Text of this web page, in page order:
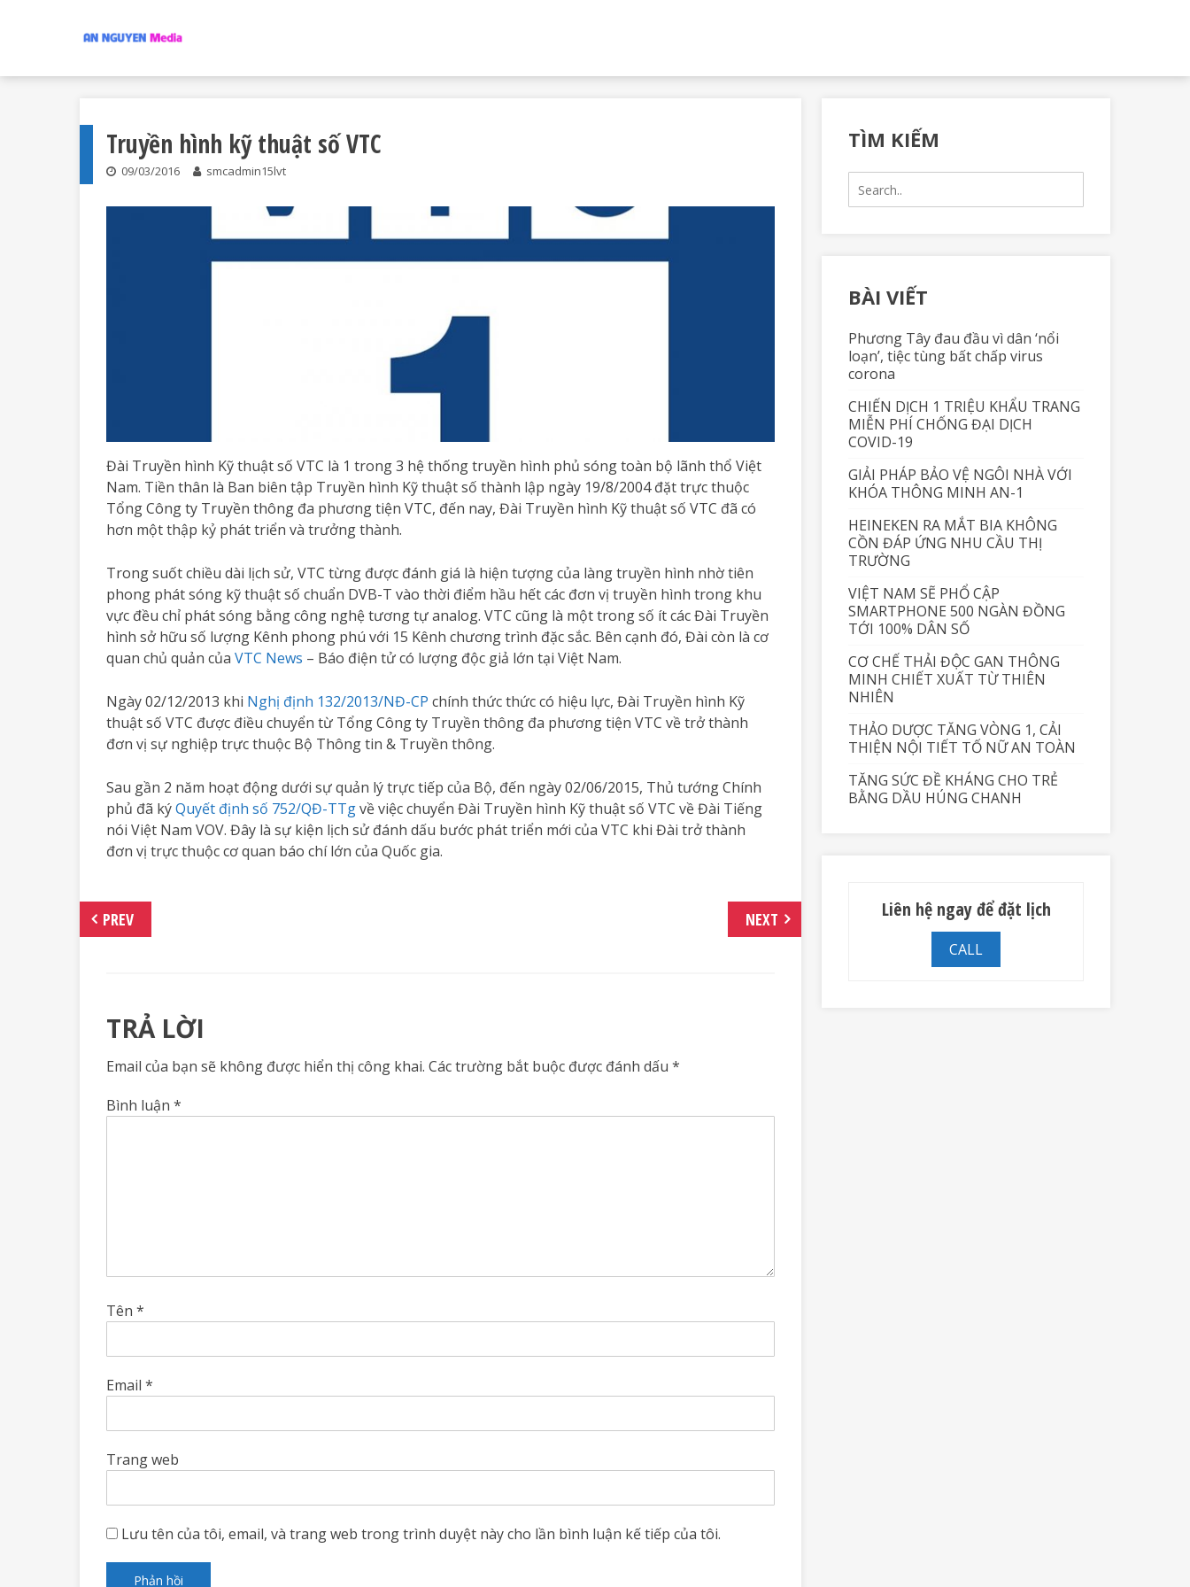
Truyền hình kỹ thuật số VTC
09/03/2016 smcadmin15lvt
Đài Truyền hình Kỹ thuật số VTC là 1 trong 3 hệ thống truyền hình phủ sóng toàn bộ lãnh thổ Việt
Nam. Tiền thân là Ban biên tập Truyền hình Kỹ thuật số thành lập ngày 19/8/2004 đặt trực thuộc
Tổng Công ty Truyền thông đa phương tiện VTC, đến nay, Đài Truyền hình Kỹ thuật số VTC đã có
hơn một thập kỷ phát triển và trưởng thành.
Trong suốt chiều dài lịch sử, VTC từng được đánh giá là hiện tượng của làng truyền hình nhờ tiên
phong phát sóng kỹ thuật số chuẩn DVB-T vào thời điểm hầu hết các đơn vị truyền hình trong khu
vực đều chỉ phát sóng bằng công nghệ tương tự analog. VTC cũng là một trong số ít các Đài Truyền
hình sở hữu số lượng Kênh phong phú với 15 Kênh chương trình đặc sắc. Bên cạnh đó, Đài còn là cơ
quan chủ quản của VTC News – Báo điện tử có lượng độc giả lớn tại Việt Nam.
Ngày 02/12/2013 khi Nghị định 132/2013/NĐ-CP chính thức thức có hiệu lực, Đài Truyền hình Kỹ
thuật số VTC được điều chuyển từ Tổng Công ty Truyền thông đa phương tiện VTC về trở thành
đơn vị sự nghiệp trực thuộc Bộ Thông tin & Truyền thông.
Sau gần 2 năm hoạt động dưới sự quản lý trực tiếp của Bộ, đến ngày 02/06/2015, Thủ tướng Chính
phủ đã kýQuyết định số 752/QĐ-TTgvề việc chuyển Đài Truyền hình Kỹ thuật số VTC về Đài Tiếng
nói Việt Nam VOV. Đây là sự kiện lịch sử đánh dấu bước phát triển mới của VTC khi Đài trở thành
đơn vị trực thuộc cơ quan báo chí lớn của Quốc gia.
PREV NEXT
TRẢ LỜI
Email của bạn sẽ không được hiển thị công khai. Các trường bắt buộc được đánh dấu *
Bình luận *
Tên *
Email *
Trang web
Lưu tên của tôi, email, và trang web trong trình duyệt này cho lần bình luận kế tiếp của tôi.
TÌM KIẾM
Search
for:
BÀI VIẾT
Phương Tây đau đầu vì dân ‘nổi
loạn’, tiệc tùng bất chấp virus
corona
CHIẾN DỊCH 1 TRIỆU KHẨU TRANG
MIỄN PHÍ CHỐNG ĐẠI DỊCH
COVID-19
GIẢI PHÁP BẢO VỆ NGÔI NHÀ VỚI
KHÓA THÔNG MINH AN-1
HEINEKEN RA MẮT BIA KHÔNG
CỒN ĐÁP ỨNG NHU CẦU THỊ
TRƯỜNG
VIỆT NAM SẼ PHỔ CẬP
SMARTPHONE 500 NGÀN ĐỒNG
TỚI 100% DÂN SỐ
CƠ CHẾ THẢI ĐỘC GAN THÔNG
MINH CHIẾT XUẤT TỪ THIÊN
NHIÊN
THẢO DƯỢC TĂNG VÒNG 1, CẢI
THIỆN NỘI TIẾT TỐ NỮ AN TOÀN
TĂNG SỨC ĐỀ KHÁNG CHO TRẺ
BẰNG DẦU HÚNG CHANH
Liên hệ ngay để đặt lịch
CALL